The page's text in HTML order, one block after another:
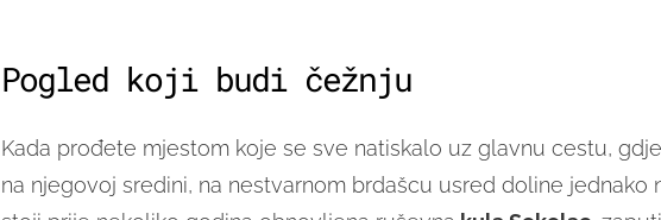
Pogled koji budi čežnju
Kada prođete mjestom koje se sve natiskalo uz glavnu cestu,
na njegovoj sredini, na nestvarnom brdašcu usred doline jednako